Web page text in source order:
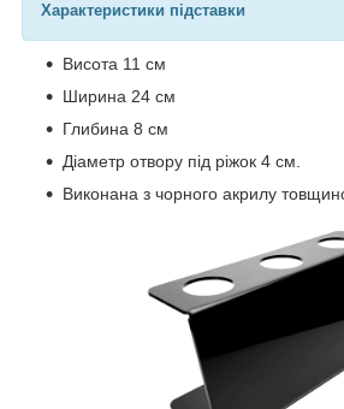
Характеристики підставки
Висота 11 см
Ширина 24 см
Глибина 8 см
Діаметр отвору під ріжок 4 см.
Виконана з чорного акрилу